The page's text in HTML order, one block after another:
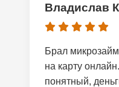
Владислав
Брал
на карту
понятный,